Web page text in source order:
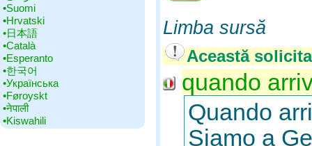
•‎Suomi
•‎Hrvatski
•‎日本語
•‎Català
•‎Esperanto
•‎한국어
•‎Українська
•‎Føroyskt
•‎नेपाली
•‎Kiswahili
Limba sursă
Această
quando
Quando
Siamo a